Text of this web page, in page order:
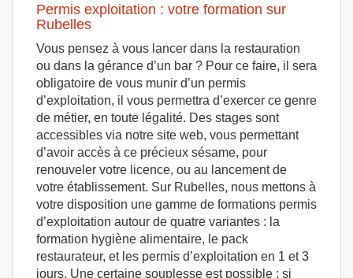
Permis exploitation : votre formation sur
Rubelles
Vous pensez à vous lancer dans la restauration
ou dans la gérance d’un bar ? Pour ce faire, il sera
obligatoire de vous munir d’un permis
d’exploitation, il vous permettra d’exercer ce genre
de métier, en toute légalité. Des stages sont
accessibles via notre site web, vous permettant
d’avoir accès à ce précieux sésame, pour
renouveler votre licence, ou au lancement de
votre établissement. Sur Rubelles, nous mettons à
votre disposition une gamme de formations permis
d’exploitation autour de quatre variantes : la
formation hygiène alimentaire, le pack
restaurateur, et les permis d’exploitation en 1 et 3
jours. Une certaine souplesse est possible : si